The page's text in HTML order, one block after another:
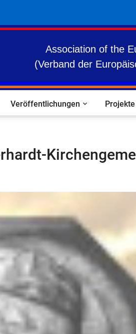
Association of the
(Verband der
Veröffentlichungen Projekte